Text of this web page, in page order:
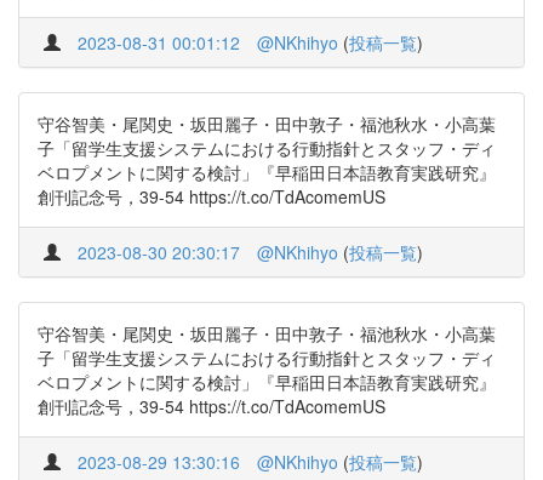
2023-08-31 00:01:12 @NKhihyo (投稿一覧)
守谷智美・尾関史・坂田麗子・田中敦子・福池秋水・小高葉
子「留学生支援システムにおける行動指針とスタッフ・ディ
ベロプメントに関する検討」『早稲田日本語教育実践研究』
創刊記念号，39-54 https://t.co/TdAcomemUS
2023-08-30 20:30:17 @NKhihyo (投稿一覧)
守谷智美・尾関史・坂田麗子・田中敦子・福池秋水・小高葉
子「留学生支援システムにおける行動指針とスタッフ・ディ
ベロプメントに関する検討」『早稲田日本語教育実践研究』
創刊記念号，39-54 https://t.co/TdAcomemUS
2023-08-29 13:30:16 @NKhihyo (投稿一覧)